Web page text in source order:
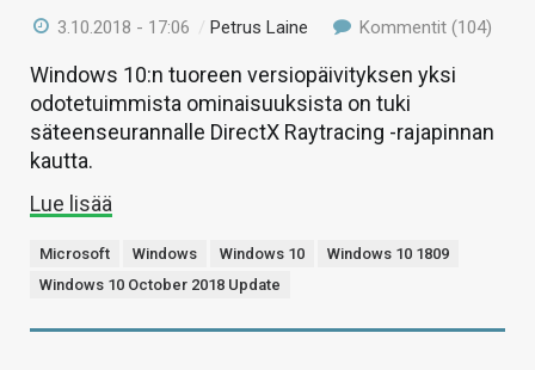
3.10.2018 - 17:06 /Petrus Laine Kommentit (104)
Windows 10:n tuoreen versiopäivityksen yksi
odotetuimmista ominaisuuksista on tuki
säteenseurannalle DirectX Raytracing -rajapinnan
kautta.
Lue lisää
Microsoft Windows Windows 10
Windows 10 1809
Windows 10 October 2018 Update